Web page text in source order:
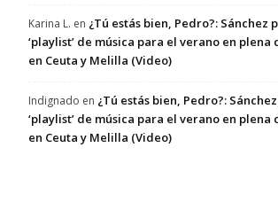
Karina L. en ¿Tú estás bien, Pedro?: Sánchez
‘playlist’ de música para el verano en
en Ceuta y Melilla (Video)
Indignado en ¿Tú estás bien, Pedro?:
‘playlist’ de música para el verano en
en Ceuta y Melilla (Video)